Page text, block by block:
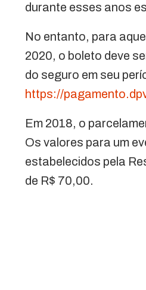
durante esses anos
No entanto, para
2020, o boleto deve
do seguro em seu
https://
Em 2018, o
Os valores para um
estabelecidos pela
de R$ 70,00.